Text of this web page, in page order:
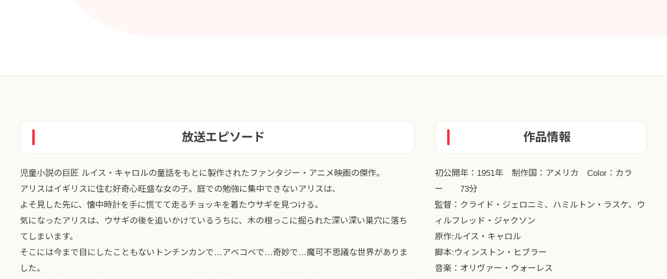
放送エピソード
児童小説の巨匠 ルイス・キャロルの童話をもとに製作されたファンタジー・アニメ映画の傑作。
アリスはイギリスに住む好奇心旺盛な女の子。庭での勉強に集中できないアリスは、
よそ見した先に、懐中時計を手に慌てて走るチョッキを着たウサギを見つける。
気になったアリスは、ウサギの後を追いかけているうちに、木の根っこに掘られた深い深い巣穴に落ち
てしまいます。
そこには今まで目にしたこともないトンチンカンで…アベコベで…奇妙で…魔可不思議な世界がありま
した。
作品情報
初公開年：1951年 制作国：アメリカ Color：カラ
ー 73分
監督：クライド・ジェロニミ、ハミルトン・ラスケ、ウ
ィルフレッド・ジャクソン
原作:ルイス・キャロル
脚本:ウィンストン・ヒブラー
音楽：オリヴァー・ウォーレス